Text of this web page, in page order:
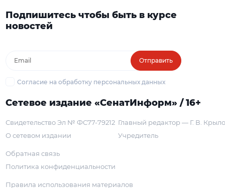
Подпишитесь чтобы быть в курсе
новостей
Отправить
Согласие на обработку персональных данных
Сетевое издание «СенатИнформ» / 16+
Свидетельство Эл № ФС77-79212
О сетевом издании
Главный редактор — Г. В.
Учредитель
Обратная связь
Политика конфиденциальности
Правила использования материалов